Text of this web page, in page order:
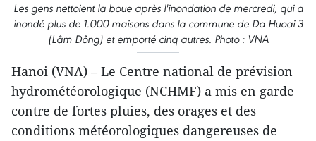
Les gens nettoient la boue après l'inondation de mercredi, qui a
inondé plus de 1.000 maisons dans la commune de Da Huoai 3
(Lâm Dông) et emporté cinq autres. Photo : VNA
Hanoi (VNA) – Le Centre national de prévision
hydrométéorologique (NCHMF) a mis en garde
contre de fortes pluies, des orages et des
conditions météorologiques dangereuses de